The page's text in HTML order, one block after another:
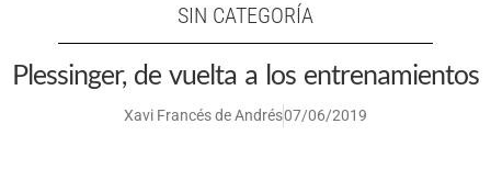
SIN CATEGORÍA
Plessinger, de vuelta a los entrenamientos
Xavi Francés de Andrés07/06/2019